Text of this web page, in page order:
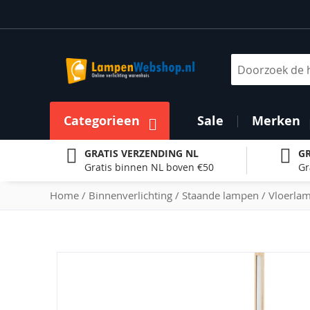
naar
inhoud
Categorieen Sale Merken
GRATIS VERZENDING NL
Gratis binnen NL boven €50
Home Binnenverlichting Staande lampen